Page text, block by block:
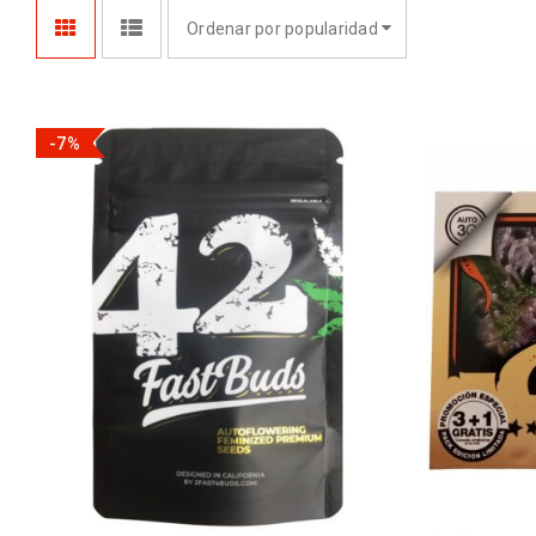
Ordenar por popularidad
-7%